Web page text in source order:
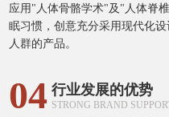
应用"人体骨骼学术"及"人体脊
眠习惯，创意充分采用现代化
人群的产品。
04 行业发展的优势
STRONG BRAND